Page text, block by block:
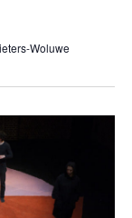
Woluwe